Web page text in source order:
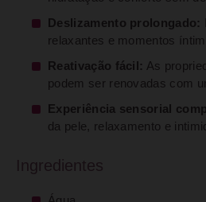
Deslizamento prolongado:
relaxantes e momentos
Reativação fácil: As
podem ser renovadas com
Experiência sensorial
da pele, relaxamento e
Ingredientes